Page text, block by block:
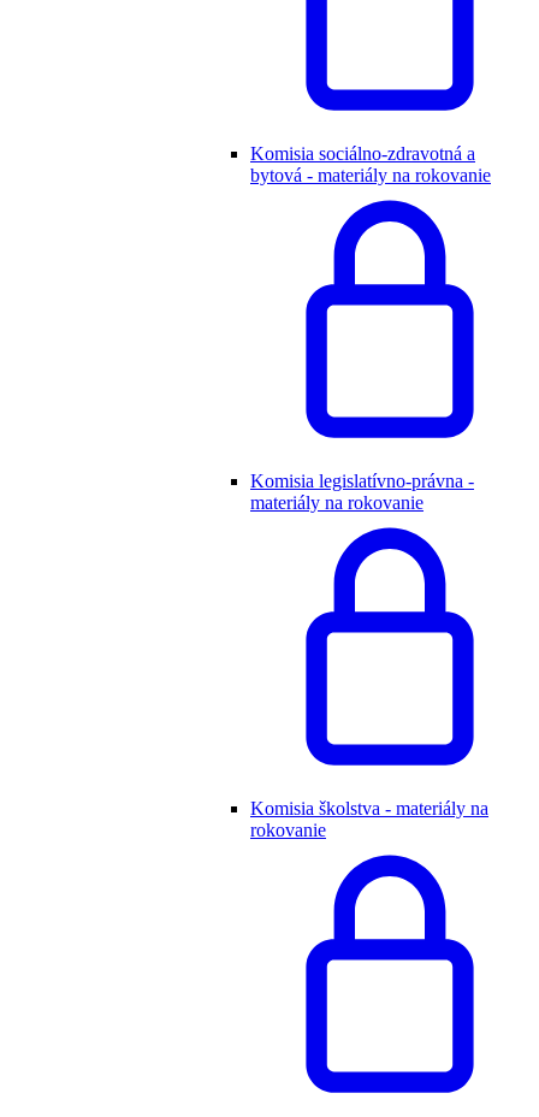
Komisia sociálno-zdravotná a
bytová - materiály na rokovanie
Komisia legislatívno-právna -
materiály na rokovanie
Komisia školstva - materiály na
rokovanie